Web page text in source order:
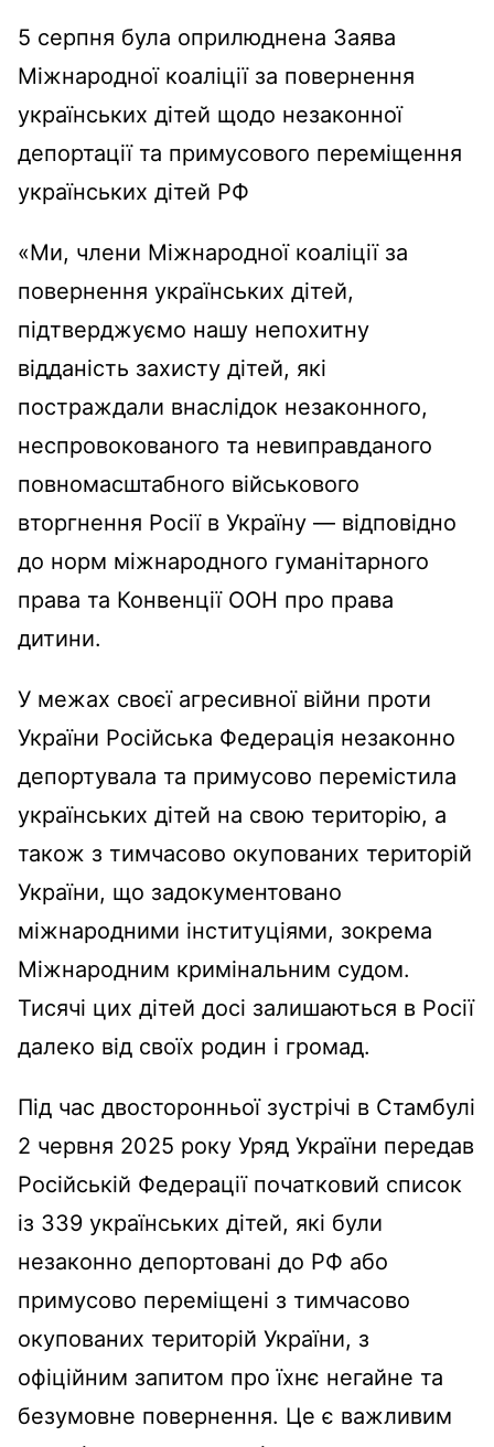
5 серпня була оприлюднена Заява
Міжнародної коаліції за повернення
українських дітей щодо незаконної
депортації та примусового переміщення
українських дітей РФ
«Ми, члени Міжнародної коаліції за
повернення українських дітей,
підтверджуємо нашу непохитну
відданість захисту дітей, які
постраждали внаслідок незаконного,
неспровокованого та невиправданого
повномасштабного військового
вторгнення Росії в Україну — відповідно
до норм міжнародного гуманітарного
права та Конвенції ООН про права
дитини.
У межах своєї агресивної війни проти
України Російська Федерація незаконно
депортувала та примусово перемістила
українських дітей на свою територію, а
також з тимчасово окупованих територій
України, що задокументовано
міжнародними інституціями, зокрема
Міжнародним кримінальним судом.
Тисячі цих дітей досі залишаються в Росії
далеко від своїх родин і громад.
Під час двосторонньої зустрічі в Стамбулі
2 червня 2025 року Уряд України передав
Російській Федерації початковий список
із 339 українських дітей, які були
незаконно депортовані до РФ або
примусово переміщені з тимчасово
окупованих територій України, з
офіційним запитом про їхнє негайне та
безумовне повернення. Це є важливим